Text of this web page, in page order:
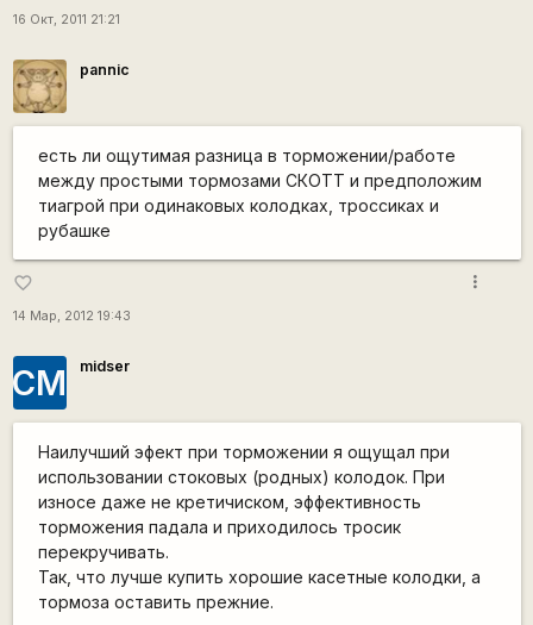
16 Окт, 2011 21:21
pannic
есть ли ощутимая разница в торможении/работе
между простыми тормозами СКОТТ и предположим
тиагрой при одинаковых колодках, троссиках и
рубашке
favorite_border
14 Мар, 2012 19:43
more_vert
СМ midser
Наилучший эфект при торможении я ощущал при
использовании стоковых (родных) колодок. При
износе даже не кретичиском, эффективность
торможения падала и приходилось тросик
перекручивать.
Так, что лучше купить хорошие касетные колодки, а
тормоза оставить прежние.